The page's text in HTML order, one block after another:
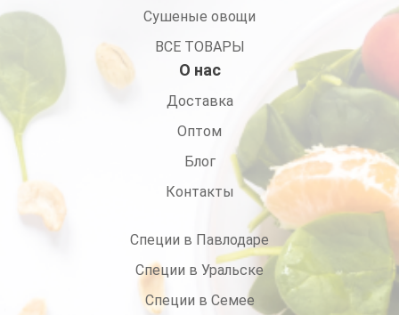
Сушеные овощи
ВСЕ ТОВАРЫ
О нас
Доставка
Оптом
Блог
Контакты
Специи в Павлодаре
Специи в Уральске
Специи в Семее